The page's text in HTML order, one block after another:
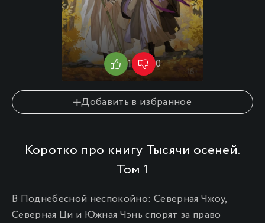
10
1 0
Добавить в избранное
Коротко про книгу Тысячи осеней.
Том 1
В Поднебесной неспокойно: Северная Чжоу,
Северная Ци и Южная Чэнь спорят за право